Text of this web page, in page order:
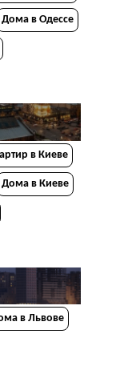
Дома в Одессе
в Киеве
Дома в Киеве
в Львове